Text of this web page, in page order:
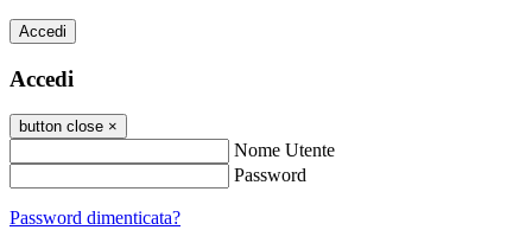
Accedi
Accedi
button close ×
Nome Utente
Password
Password dimenticata?